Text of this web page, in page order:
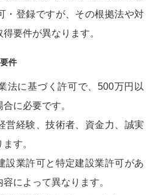
・登録ですが、その根拠法や対
要件が異なります。
件
法に基づく許可で、500万円以
に必要です。
営経験、技術者、資金力、誠実
す。
設業許可と特定建設業許可があ
によって異なります。